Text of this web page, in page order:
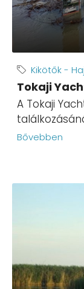
Kikötők -
Tokaji
A Tokaji
Bővebben